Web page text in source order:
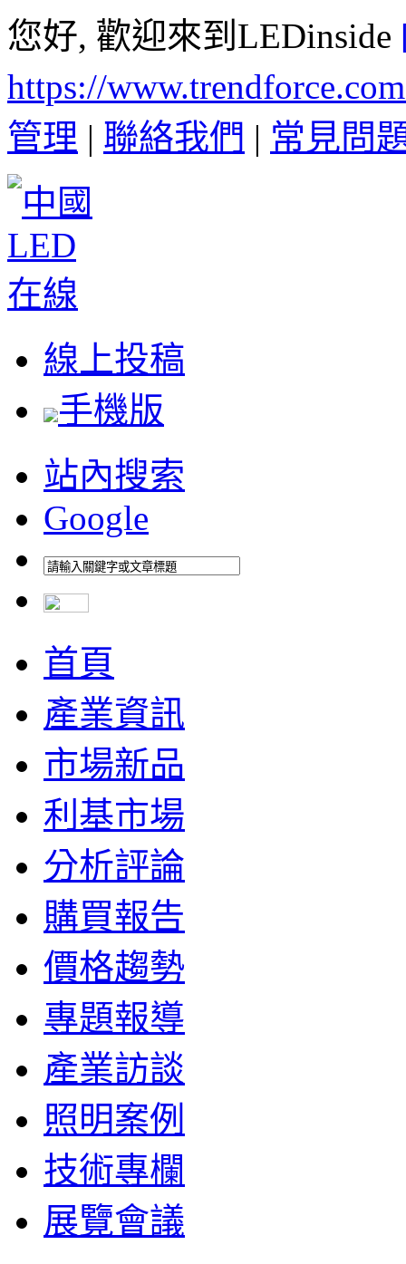
您好, 歡迎來到LEDinside
https://
管理 | 聯絡我們 | 常見問
線上投稿
手機版
站內搜索
Google
首頁
產業資訊
市場新品
利基市場
分析評論
購買報告
價格趨勢
專題報導
產業訪談
照明案例
技術專欄
展覽會議